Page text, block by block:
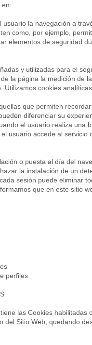
en:
la navegación a
como, por ejemplo,
elementos de seguridad
y utilizadas para el
la página la medición de
cookies
que permiten
diferenciar su
el usuario realiza una
usuario accede al servicio
o puesta al día del
la instalación de un
sesión puede eliminar
que en este sitio
perfiles
las Cookies habilitadas
del Sitio Web, quedando